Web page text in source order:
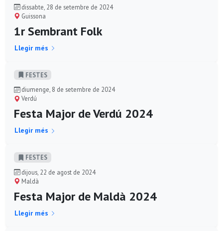
dissabte, 28 de setembre de 2024
Guissona
1r Sembrant Folk
Llegir més
FESTES
diumenge, 8 de setembre de 2024
Verdú
Festa Major de Verdú 2024
Llegir més
FESTES
dijous, 22 de agost de 2024
Maldà
Festa Major de Maldà 2024
Llegir més